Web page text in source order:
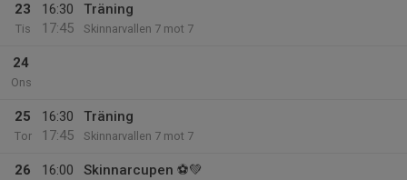
23
Tis
16:30
17:45
Träning
Skinnarvallen 7 mot 7
24
Ons
25
Tor
16:30
17:45
Träning
Skinnarvallen 7 mot 7
26
16:00
Skinnarcupen ⚽️💚